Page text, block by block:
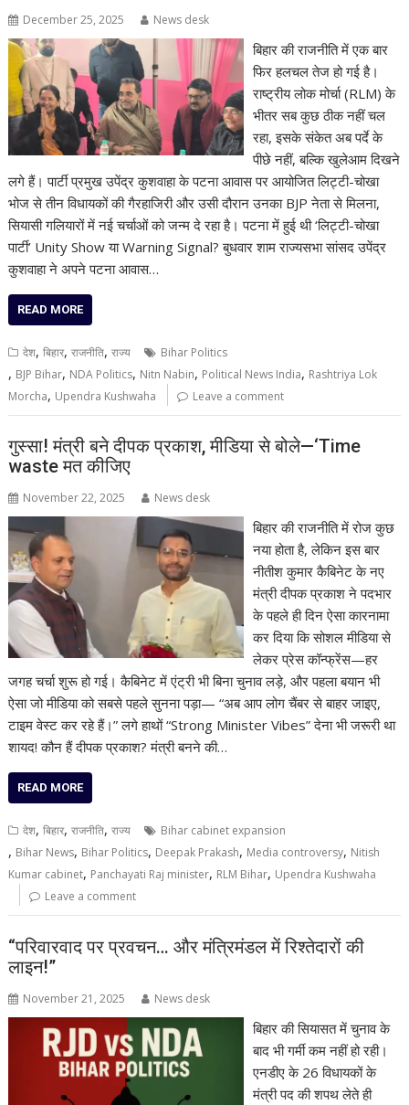
December 25, 2025 News desk
बिहार की राजनीति में एक बार
फिर हलचल तेज हो गई है।
राष्ट्रीय लोक मोर्चा (RLM) के
भीतर सब कुछ ठीक नहीं चल
रहा, इसके संकेत अब पर्दे के
पीछे नहीं, बल्कि खुलेआम दिखने
लगे हैं। पार्टी प्रमुख उपेंद्र कुशवाहा के पटना आवास पर आयोजित लिट्टी-चोखा
भोज से तीन विधायकों की गैरहाजिरी और उसी दौरान उनका BJP नेता से मिलना,
सियासी गलियारों में नई चर्चाओं को जन्म दे रहा है। पटना में हुई थी ‘लिट्टी-चोखा
पार्टी’ Unity Show या Warning Signal? बुधवार शाम राज्यसभा सांसद उपेंद्र
कुशवाहा ने अपने पटना आवास…
READ MORE
देश,बिहार,राजनीति,राज्य Bihar Politics
, BJP Bihar, NDA Politics, Nitn Nabin, Political News India, Rashtriya Lok
Morcha, Upendra Kushwaha Leave a comment
गुस्सा! मंत्री बने दीपक प्रकाश, मीडिया से बोले—‘Time
waste मत कीजिए
November 22, 2025 News desk
बिहार की राजनीति में रोज कुछ
नया होता है, लेकिन इस बार
नीतीश कुमार कैबिनेट के नए
मंत्री दीपक प्रकाश ने पदभार
के पहले ही दिन ऐसा कारनामा
कर दिया कि सोशल मीडिया से
लेकर प्रेस कॉन्फ्रेंस—हर
जगह चर्चा शुरू हो गई। कैबिनेट में एंट्री भी बिना चुनाव लड़े, और पहला बयान भी
ऐसा जो मीडिया को सबसे पहले सुनना पड़ा— “अब आप लोग चैंबर से बाहर जाइए,
टाइम वेस्ट कर रहे हैं।” लगे हाथों “Strong Minister Vibes” देना भी जरूरी था
शायद! कौन हैं दीपक प्रकाश? मंत्री बनने की…
READ MORE
देश,बिहार,राजनीति,राज्य Bihar cabinet expansion
, Bihar News, Bihar Politics, Deepak Prakash, Media controversy, Nitish
Kumar cabinet, Panchayati Raj minister, RLM Bihar, Upendra Kushwaha
Leave a comment
“परिवारवाद पर प्रवचन… और मंत्रिमंडल में रिश्तेदारों की
लाइन!”
November 21, 2025 News desk
बिहार की सियासत में चुनाव के
बाद भी गर्मी कम नहीं हो रही।
एनडीए के 26 विधायकों के
मंत्री पद की शपथ लेते ही